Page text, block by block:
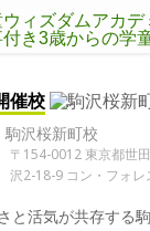
催校
駒沢桜新町校
〒154-0012 東京都世
沢2-18-9 コン・フォレ
と活気が共存する駒